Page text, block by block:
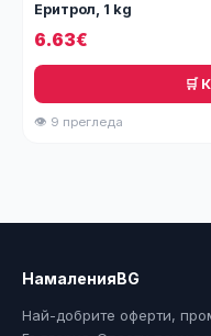
Еритрол, 1 kg
6.63€
🛒
👁 9 прегледа
НамаленияBG
Най-добрите оферти,